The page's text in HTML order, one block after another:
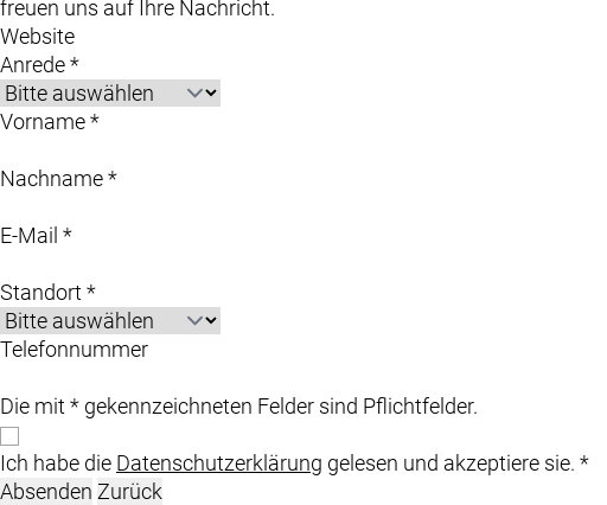
freuen uns auf Ihre Nachricht.
Website
Anrede *
Vorname *
Nachname *
E-Mail *
Standort *
Telefonnummer
Die mit * gekennzeichneten Felder sind Pflichtfelder.
Ich habe die Datenschutzerklärung gelesen und akzeptiere sie. *
Absenden Zurück